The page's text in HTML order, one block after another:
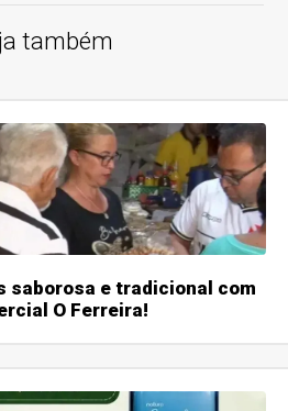
também
saborosa e tradicional com
O Ferreira!